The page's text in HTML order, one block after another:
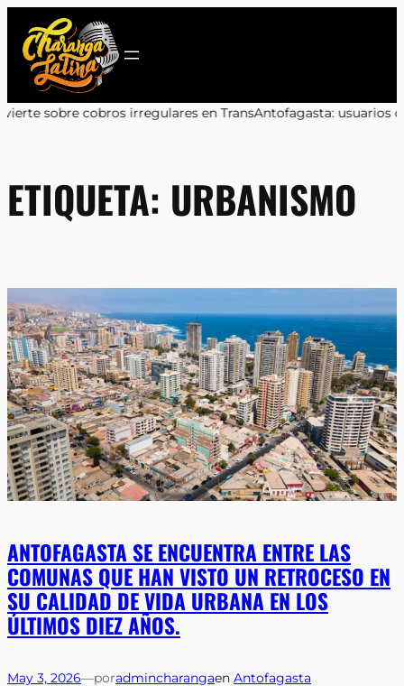
contenido
en TransAntofagasta: usuarios deben reclamar a
ETIQUETA: URBANISMO
ANTOFAGASTA SE ENCUENTRA ENTRE LAS
COMUNAS QUE HAN VISTO UN RETROCESO EN
SU CALIDAD DE VIDA URBANA EN LOS
ÚLTIMOS DIEZ AÑOS.
May 3, 2026—poradmincharangaen Antofagasta